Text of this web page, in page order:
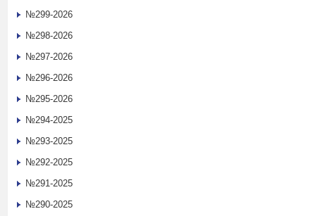
№299-2026
№298-2026
№297-2026
№296-2026
№295-2026
№294-2025
№293-2025
№292-2025
№291-2025
№290-2025